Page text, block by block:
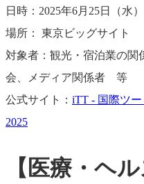
日時：2025年6月25日（水
場所： 東京ビッグサイト
対象者：観光・宿泊業の関
会、メディア関係者 等
公式サイト： iTT - 国際ツ
2025
【医療・ヘ